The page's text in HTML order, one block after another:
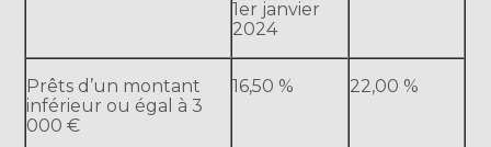
1er janvier
2024
Prêts d’un montant
inférieur ou égal à 3
000 €
16,50 % 22,00 %